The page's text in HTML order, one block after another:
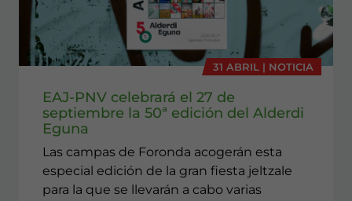
31 ABRIL | NOTICIA
EAJ-PNV celebrará el 27 de
septiembre la 50ª edición del Alderdi
Eguna
Las campas de Foronda acogerán esta
especial edición de la gran fiesta jeltzale
para la que se llevarán a cabo varias